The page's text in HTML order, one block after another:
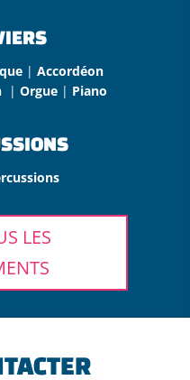
|Accordéon
|Orgue | Piano
LES